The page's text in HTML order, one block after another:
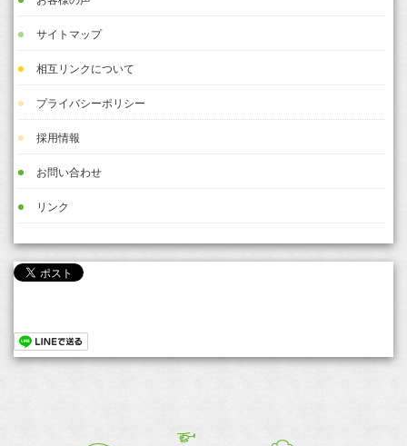
サイトマップ
相互リンクについて
プライバシーポリシー
採用情報
お問い合わせ
リンク